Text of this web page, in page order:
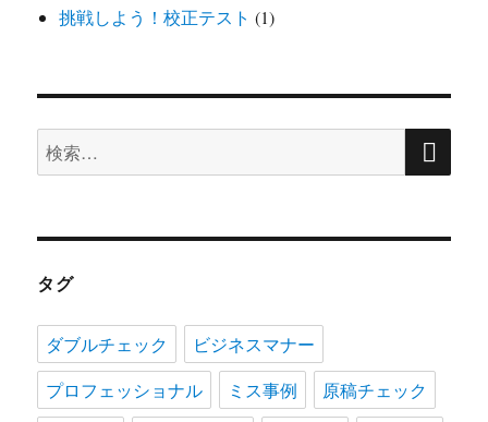
挑戦しよう！校正テスト (1)
検
索:
検
タグ
ダブルチェック
ビジネスマナー
プロフェッショナル
ミス事例
原稿チェック